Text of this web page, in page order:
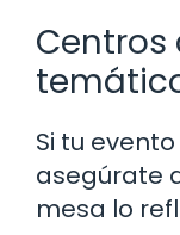
Centros
Si tu
asegúrate
mesa lo